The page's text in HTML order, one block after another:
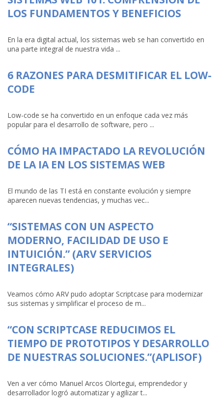
LOS FUNDAMENTOS Y BENEFICIOS
En la era digital actual, los sistemas web se han convertido en
una parte integral de nuestra vida ...
6 RAZONES PARA DESMITIFICAR EL LOW-
CODE
Low-code se ha convertido en un enfoque cada vez más
popular para el desarrollo de software, pero ...
CÓMO HA IMPACTADO LA REVOLUCIÓN
DE LA IA EN LOS SISTEMAS WEB
El mundo de las TI está en constante evolución y siempre
aparecen nuevas tendencias, y muchas vec...
“SISTEMAS CON UN ASPECTO
MODERNO, FACILIDAD DE USO E
INTUICIÓN.” (ARV SERVICIOS
INTEGRALES)
Veamos cómo ARV pudo adoptar Scriptcase para modernizar
sus sistemas y simplificar el proceso de m...
“CON SCRIPTCASE REDUCIMOS EL
TIEMPO DE PROTOTIPOS Y DESARROLLO
DE NUESTRAS SOLUCIONES.”(APLISOF)
Ven a ver cómo Manuel Arcos Olortegui, emprendedor y
desarrollador logró automatizar y agilizar t...